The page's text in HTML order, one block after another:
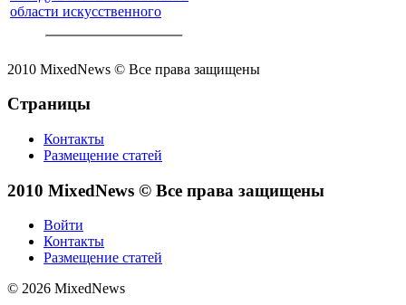
области искусственного
2010 MixedNews © Все права защищены
Страницы
Контакты
Размещение статей
2010 MixedNews © Все права защищены
Войти
Контакты
Размещение статей
© 2026 MixedNews